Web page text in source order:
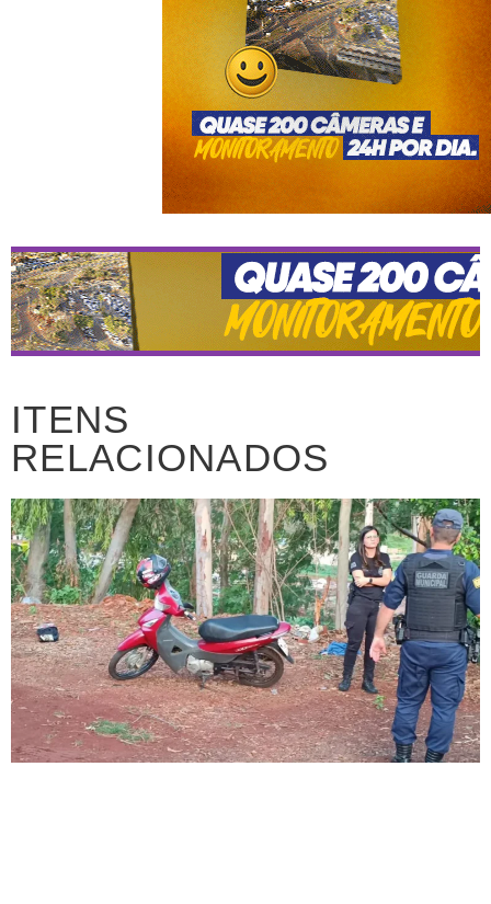
ITENS
RELACIONADOS